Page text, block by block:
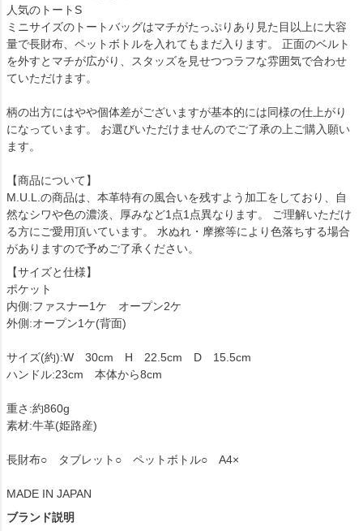
人気のトートS
ミニサイズのトートバッグはマチがたっぷりあり見た目以上に大容
量で長財布、ペットボトルを入れてもまだ入ります。 正面のベルト
を外すとマチが広がり、スタッズを見せつつラフな雰囲気で合わせ
ていただけます。
柄の出方にはやや個体差がございますが基本的には同様の仕上がり
になっています。 お選びいただけませんのでご了承の上ご購入願い
ます。
【商品について】
M.U.L.の商品は、本革特有の風合いを残すよう加工をしており、自
然なシワや色の濃淡、厚みなど1点1点異なります。 ご理解いただけ
る方にご愛用頂いています。 水ぬれ・摩擦等により色落ちする場合
がありますので予めご了承ください。
【サイズと仕様】
ポケット
内側:ファスナー1ケ オープン2ケ
外側:オープン1ケ(背面)
サイズ(約):W 30cm H 22.5cm D 15.5cm
ハンドル:23cm 本体から8cm
重さ:約860g
素材:牛革(姫路産)
長財布○ タブレット○ ペットボトル○ A4×
MADE IN JAPAN
ブランド説明